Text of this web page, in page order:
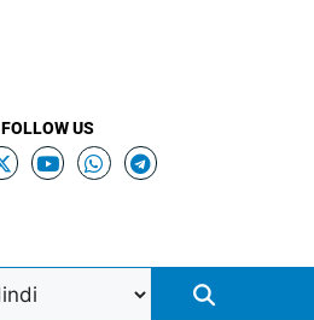
FOLLOW US